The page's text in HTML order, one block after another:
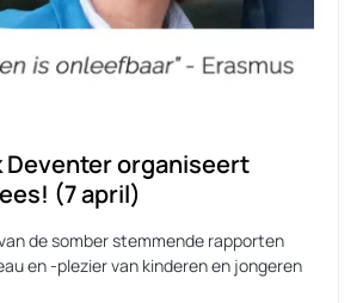
Deventer organiseert
(7 april)
de somber stemmende rapporten
en -plezier van kinderen en jongeren